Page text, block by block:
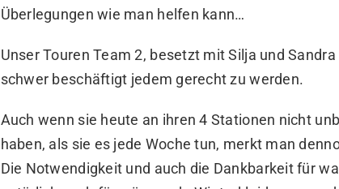
Überlegungen wie man helfen kann…
Unser Touren Team 2, besetzt mit Silja und
schwer beschäftigt jedem gerecht zu werden.
Auch wenn sie heute an ihren 4 Stationen nicht
haben, als sie es jede Woche tun, merkt man
Die Notwendigkeit und auch die Dankbarkeit für